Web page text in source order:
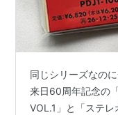
同じシリーズなの
来日60周年記念の
VOL.1」と「ステ